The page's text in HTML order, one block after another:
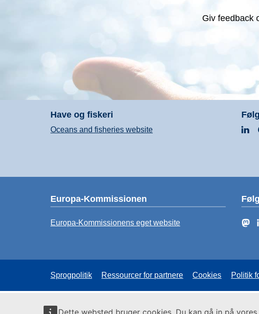
Dette websted bruger cookies. Du kan gå in på vores
Giv feedback
Have og fiskeri
Oceans and fisheries website
Europa-Kommissionen
Europa-Kommissionens eget website
Sprogpolitik Ressourcer for partnere Cookies Politik